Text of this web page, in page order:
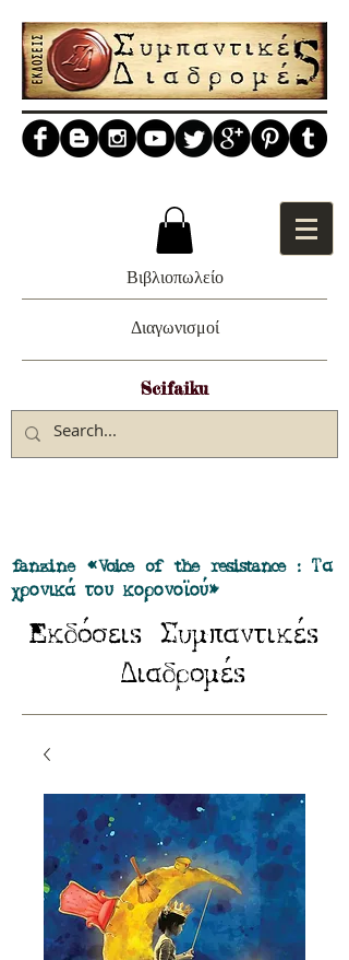
Βιβλιοπωλείο
Διαγωνισμοί
Scifaiku
fanzine «Voice of the resistance : Τα
χρονικά του κορονοϊού»
Eκδόσειs Συμπαντικέs
Διαδρομέs